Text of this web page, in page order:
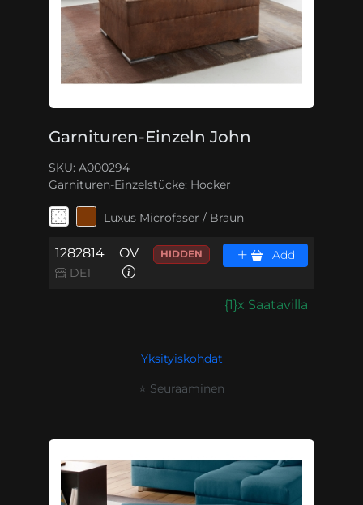
Garnituren-Einzeln John
SKU: A000294
Garnituren-Einzelstücke: Hocker
Luxus Microfaser / Braun
1282814
DE1
OV HIDDEN Add
{1}x Saatavilla
Yksityiskohdat
⭐ Seuraaminen